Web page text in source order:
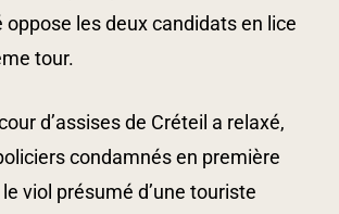
les deux candidats en lice
tour.
d’assises de Créteil a relaxé,
condamnés en première
viol présumé d’une touriste